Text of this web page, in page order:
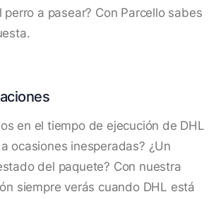
perro a pasear? Con Parcello sabes
en el tiempo de ejecución de DHL
ocasiones inesperadas? ¿Un
del paquete? Con nuestra
siempre verás cuando DHL está